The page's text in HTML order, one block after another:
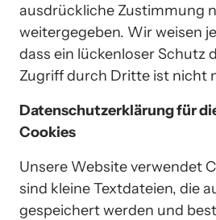
ausdrückliche Zustimmung
weitergegeben. Wir weisen
dass ein lückenloser Schutz
Zugriff durch Dritte ist nicht
Datenschutzerklärung für
Cookies
Unsere Website verwendet
sind kleine Textdateien, die
gespeichert werden und